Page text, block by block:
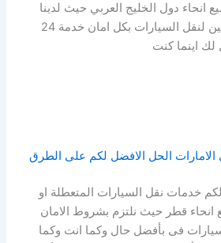
انحاء دول الخليج العربي حيث لدينا
افضل السائقين المحترفين لنقل السيارات بكل امان خدمة 24
لك اينما كنت
الحل الافضل لكم على الطرق
خدمات نقل السيارات المتعطلة او
انحاء قطر حيث نلتزم بشروط الامان
سيارات فى بأفضل حال وكما انت وكما